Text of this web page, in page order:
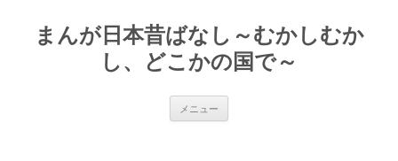
まんが日本昔ばなし～むかしむか
し、どこかの国で～
メニュー